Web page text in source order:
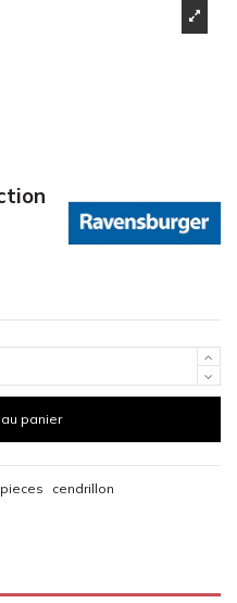
panier
cendrillon